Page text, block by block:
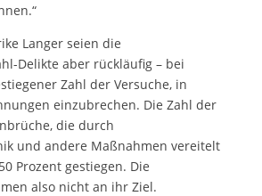
Langer seien die
Delikte aber rückläufig – bei
Zahl der Versuche, in
einzubrechen. Die Zahl der
die durch
und andere Maßnahmen vereitelt
Prozent gestiegen. Die
also nicht an ihr Ziel.